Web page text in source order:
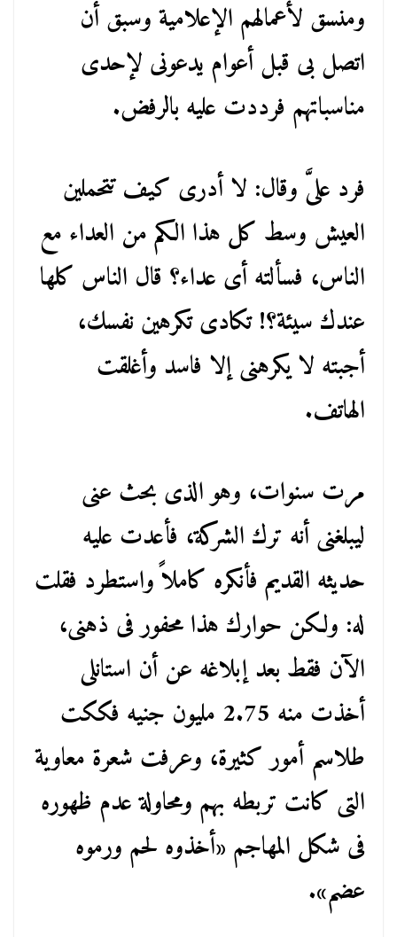
ومنسق لأعمالهم الإعلامية وسبق أن
اتصل بى قبل أعوام يدعونى لإحدى
مناسباتهم فرددت عليه بالرفض.
فرد علىَّ وقال: لا أدرى كيف تتحملين
العيش وسط كل هذا الكم من العداء مع
الناس، فسألته أى عداء؟ قال الناس كلها
عندك سيئة؟! تكادى تكرهين نفسك،
أجبته لا يكرهنى إلا فاسد وأغلقت
الهاتف.
مرت سنوات، وهو الذى بحث عنى
ليبلغنى أنه ترك الشركة، فأعدت عليه
حديثه القديم فأنكره كاملاً واستطرد فقلت
له: ولكن حوارك هذا محفور فى ذهنى،
الآن فقط بعد إبلاغه عن أن استانلى
أخذت منه 2.75 مليون جنيه فككت
طلاسم أمور كثيرة، وعرفت شعرة معاوية
التى كانت تربطه بهم ومحاولة عدم ظهوره
فى شكل المهاجم «أخذوه لحم ورموه
عضم».